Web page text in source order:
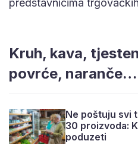
predstavnicima
Kruh, kava,
povrće, naranče…
Ne poštuju svi
30 proizvoda:
poduzeti